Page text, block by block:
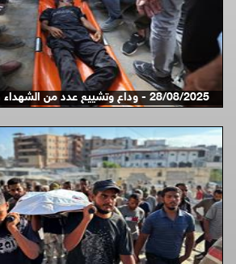
28/08/2025 - وداع وتشييع عدد من الشهداء في مستشفى الش ...